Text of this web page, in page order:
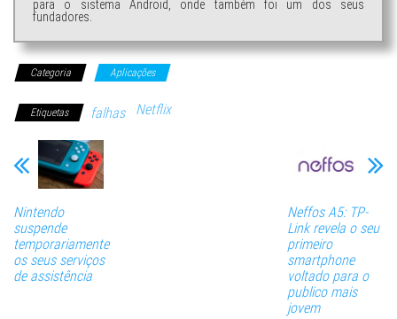
para o sistema Android, onde também foi um dos seus
fundadores.
Categoria Aplicações
Etiquetas falhas Netflix
Nintendo
suspende
temporariamente
os seus serviços
de assistência
Neffos A5: TP-
Link revela o seu
primeiro
smartphone
voltado para o
publico mais
jovem